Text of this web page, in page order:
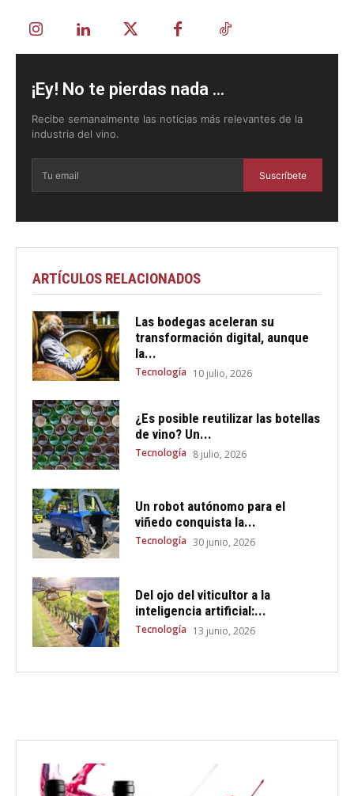
¡Ey! No te pierdas nada ...
Recibe semanalmente las noticias más relevantes de la
industria del vino.
Suscríbete
ARTÍCULOS RELACIONADOS
Las bodegas aceleran su
transformación digital, aunque
la...
Tecnología 10 julio, 2026
¿Es posible reutilizar las botellas
de vino? Un...
Tecnología 8 julio, 2026
Un robot autónomo para el
viñedo conquista la...
Tecnología 30 junio, 2026
Del ojo del viticultor a la
inteligencia artificial:...
Tecnología 13 junio, 2026